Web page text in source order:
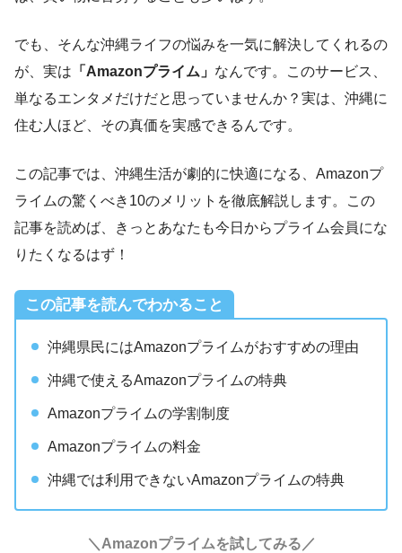
でも、そんな沖縄ライフの悩みを一気に解決してくれるの
が、実は 「Amazonプライム」 なんです。このサービス、
単なるエンタメだけだと思っていませんか？実は、沖縄に
住む人ほど、その真価を実感できるんです。
この記事では、沖縄生活が劇的に快適になる、Amazonプ
ライムの驚くべき10のメリットを徹底解説します。この
記事を読めば、きっとあなたも今日からプライム会員にな
りたくなるはず！
この記事を読んでわかること
沖縄県民にはAmazonプライムがおすすめの理由
沖縄で使えるAmazonプライムの特典
Amazonプライムの学割制度
Amazonプライムの料金
沖縄では利用できないAmazonプライムの特典
＼Amazonプライムを試してみる／